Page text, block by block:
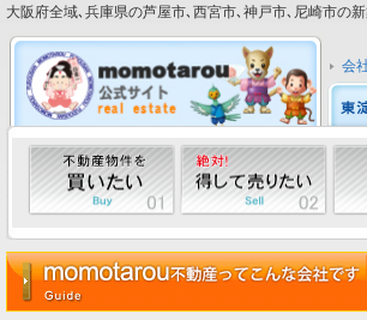
大阪府全域､兵庫県の芦屋市､西宮市､神戸市､尼崎市の
会